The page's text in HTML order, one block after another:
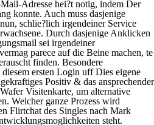
Adresse hei?t notig, indem Der
konnte. Auch muss dasjenige
schlie?lich irgendeiner Service
Durch dasjenige Anklicken
sei irgendeiner
parece auf die Beine machen, te
finden. Besondere
ersten Login uff Dies eigene
Positiv & das ansprechender
Visitenkarte, um alternative
Welcher ganze Prozess wird
Flirtchat des Singles nach Mark
steht.